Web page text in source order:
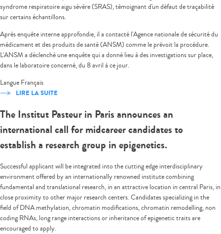
syndrome respiratoire aigu sévère (SRAS), témoignant d'un défaut de traçabilité
sur certains échantillons.
Après enquête interne approfondie, il a contacté l'Agence nationale de sécurité du
médicament et des produits de santé (ANSM) comme le prévoit la procédure.
L'ANSM a déclenché une enquête qui a donné lieu à des investigations sur place,
dans le laboratoire concerné, du 8 avril à ce jour.
Langue Français
LIRE LA SUITE
The Institut Pasteur in Paris announces an
international call for midcareer candidates to
establish a research group in epigenetics.
Successful applicant will be integrated into the cutting edge interdisciplinary
environment offered by an internationally renowned institute combining
fundamental and translational research, in an attractive location in central Paris, in
close proximity to other major research centers. Candidates specializing in the
field of DNA methylation, chromatin modifications, chromatin remodelling, non
coding RNAs, long range interactions or inheritance of epigenetic traits are
encouraged to apply.